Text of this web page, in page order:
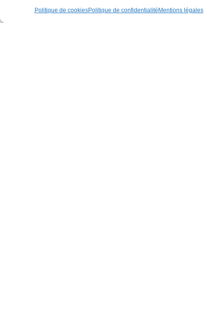
Politique de cookiesPolitique de confidentialité Mentions légales